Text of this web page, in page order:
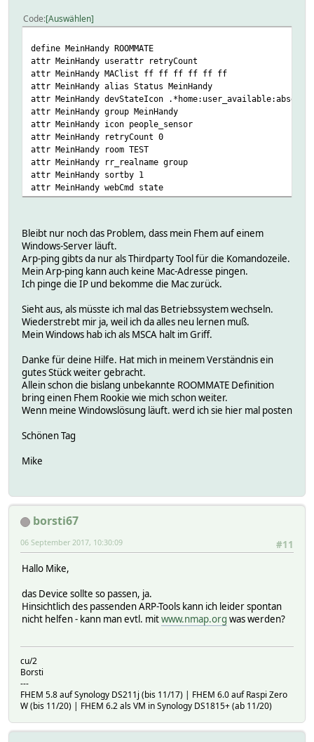
Code Auswählen
define MeinHandy ROOMMATE
attr MeinHandy userattr retryCount
attr MeinHandy MAClist ff ff ff ff ff ff
attr MeinHandy alias Status MeinHandy
attr MeinHandy devStateIcon .*home:user_available:absent
attr MeinHandy group MeinHandy
attr MeinHandy icon people_sensor
attr MeinHandy retryCount 0
attr MeinHandy room TEST
attr MeinHandy rr_realname group
attr MeinHandy sortby 1
attr MeinHandy webCmd state
Bleibt nur noch das Problem, dass mein Fhem auf einem
Windows-Server läuft.
Arp-ping gibts da nur als Thirdparty Tool für die Komandozeile.
Mein Arp-ping kann auch keine Mac-Adresse pingen.
Ich pinge die IP und bekomme die Mac zurück.
Sieht aus, als müsste ich mal das Betriebssystem wechseln.
Wiederstrebt mir ja, weil ich da alles neu lernen muß.
Mein Windows hab ich als MSCA halt im Griff.
Danke für deine Hilfe. Hat mich in meinem Verständnis ein
gutes Stück weiter gebracht.
Allein schon die bislang unbekannte ROOMMATE Definition
bring einen Fhem Rookie wie mich schon weiter.
Wenn meine Windowslösung läuft. werd ich sie hier mal posten
Schönen Tag
Mike
borsti67
#11
06 September 2017, 10:30:09
Hallo Mike,
das Device sollte so passen, ja.
Hinsichtlich des passenden ARP-Tools kann ich leider spontan
nicht helfen - kann man evtl. mitwww.nmap.org was werden?
cu/2
Borsti
---
FHEM 5.8 auf Synology DS211j (bis 11/17) | FHEM 6.0 auf Raspi Zero
W (bis 11/20) | FHEM 6.2 als VM in Synology DS1815+ (ab 11/20)